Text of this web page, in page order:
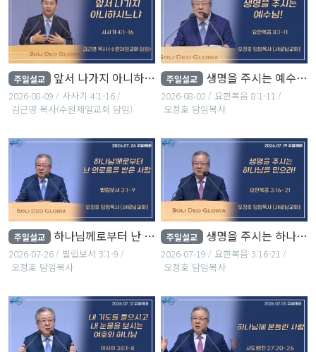
주일설교 앞서 나가지 아니하시느냐
2026-08-09
사사기 4:1-16
김근영 목사(수원제일교회 담임)
주일설교 생명을 주시는 예수님!
2026-08-02
요한복음 8:1-11
오정호 담임목사
주일설교 하나님께로부터 난 의로움을 받은 사람
2026-07-26
빌립보서 3:1-9
오정호 담임목사
주일설교 생명을 주시는 하나님을 믿으라!
2026-07-19
요한복음 3:16-21
오정호 담임목사